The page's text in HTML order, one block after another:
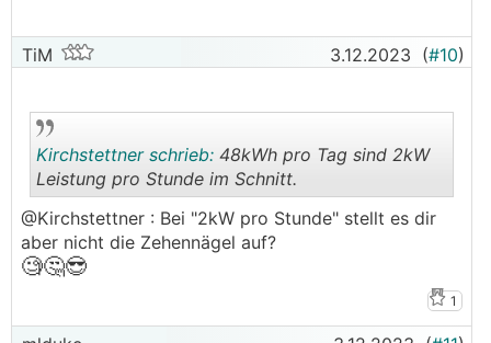
TiM 3.12.2023 (#10)
..
Kirchstettner schrieb: 48kWh pro Tag sind 2kW
Leistung pro Stunde im Schnitt.
@Kirchstettner : Bei "2kW pro Stunde" stellt es dir
aber nicht die Zehennägel auf?
🧐🤔😎
1